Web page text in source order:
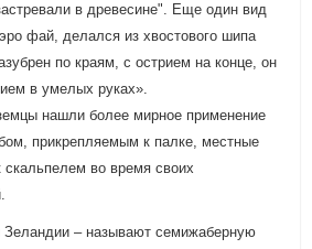
в древесине". Еще один вид
фай, делался из хвостового шипа
по краям, с острием на конце, он
в умелых руках».
нашли более мирное применение
прикрепляемым к палке, местные
скальпелем во время своих
– называют семижаберную